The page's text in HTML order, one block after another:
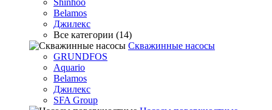
Shinhoo
Belamos
Джилекс
Все категории (14)
Скважинные насосы
GRUNDFOS
Aquario
Belamos
Джилекс
SFA Group